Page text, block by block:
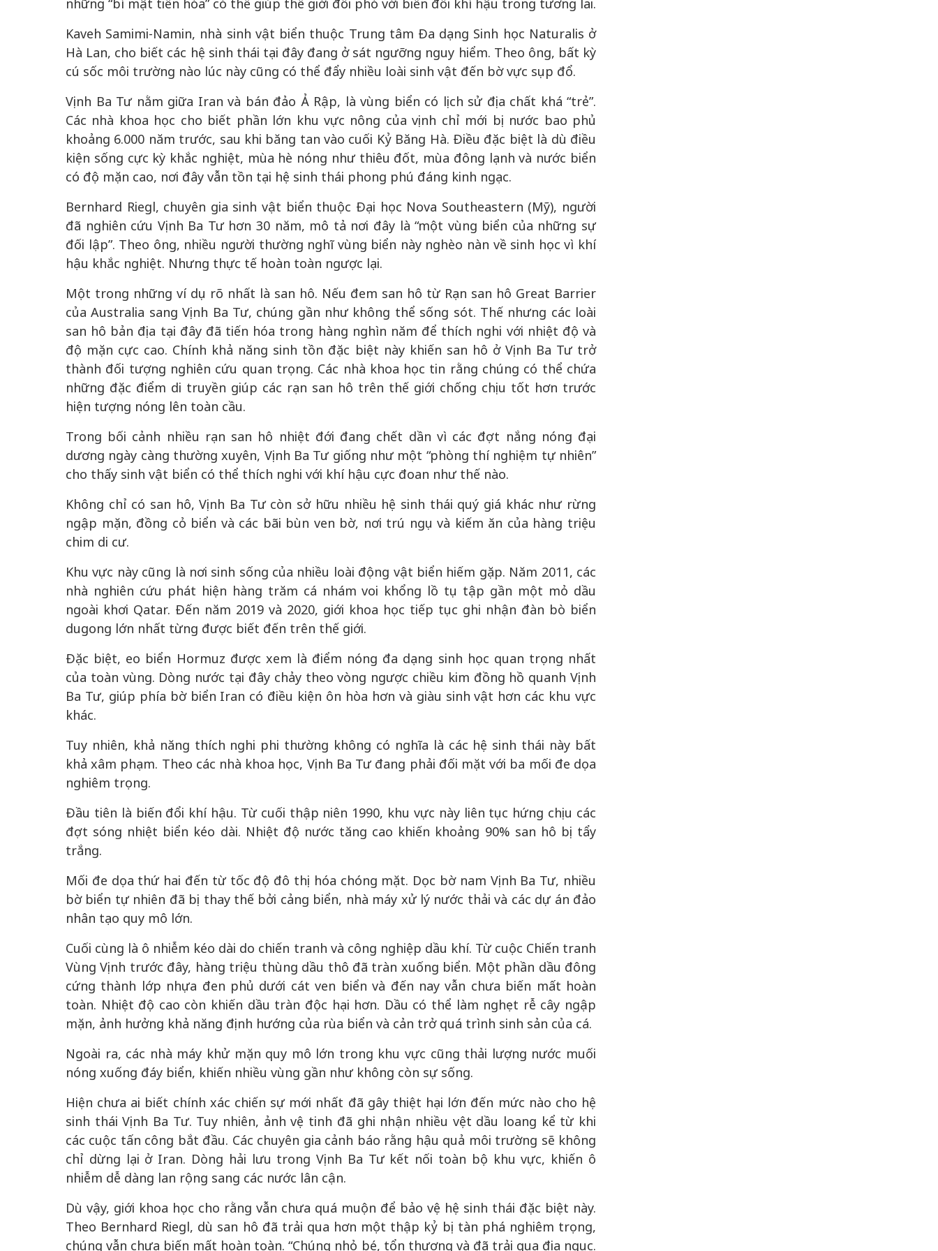
những “bí mật tiến hóa” có thể giúp thế giới đối phó với biến đổi khí hậu trong tương lai.
Kaveh Samimi-Namin, nhà sinh vật biển thuộc Trung tâm Đa dạng Sinh học Naturalis ở
Hà Lan, cho biết các hệ sinh thái tại đây đang ở sát ngưỡng nguy hiểm. Theo ông, bất kỳ
cú sốc môi trường nào lúc này cũng có thể đẩy nhiều loài sinh vật đến bờ vực sụp đổ.
Vịnh Ba Tư nằm giữa Iran và bán đảo Ả Rập, là vùng biển có lịch sử địa chất khá “trẻ”.
Các nhà khoa học cho biết phần lớn khu vực nông của vịnh chỉ mới bị nước bao phủ
khoảng 6.000 năm trước, sau khi băng tan vào cuối Kỷ Băng Hà. Điều đặc biệt là dù điều
kiện sống cực kỳ khắc nghiệt, mùa hè nóng như thiêu đốt, mùa đông lạnh và nước biển
có độ mặn cao, nơi đây vẫn tồn tại hệ sinh thái phong phú đáng kinh ngạc.
Bernhard Riegl, chuyên gia sinh vật biển thuộc Đại học Nova Southeastern (Mỹ), người
đã nghiên cứu Vịnh Ba Tư hơn 30 năm, mô tả nơi đây là “một vùng biển của những sự
đối lập”. Theo ông, nhiều người thường nghĩ vùng biển này nghèo nàn về sinh học vì khí
hậu khắc nghiệt. Nhưng thực tế hoàn toàn ngược lại.
Một trong những ví dụ rõ nhất là san hô. Nếu đem san hô từ Rạn san hô Great Barrier
của Australia sang Vịnh Ba Tư, chúng gần như không thể sống sót. Thế nhưng các loài
san hô bản địa tại đây đã tiến hóa trong hàng nghìn năm để thích nghi với nhiệt độ và
độ mặn cực cao. Chính khả năng sinh tồn đặc biệt này khiến san hô ở Vịnh Ba Tư trở
thành đối tượng nghiên cứu quan trọng. Các nhà khoa học tin rằng chúng có thể chứa
những đặc điểm di truyền giúp các rạn san hô trên thế giới chống chịu tốt hơn trước
hiện tượng nóng lên toàn cầu.
Trong bối cảnh nhiều rạn san hô nhiệt đới đang chết dần vì các đợt nắng nóng đại
dương ngày càng thường xuyên, Vịnh Ba Tư giống như một “phòng thí nghiệm tự nhiên”
cho thấy sinh vật biển có thể thích nghi với khí hậu cực đoan như thế nào.
Không chỉ có san hô, Vịnh Ba Tư còn sở hữu nhiều hệ sinh thái quý giá khác như rừng
ngập mặn, đồng cỏ biển và các bãi bùn ven bờ, nơi trú ngụ và kiếm ăn của hàng triệu
chim di cư.
Khu vực này cũng là nơi sinh sống của nhiều loài động vật biển hiếm gặp. Năm 2011, các
nhà nghiên cứu phát hiện hàng trăm cá nhám voi khổng lồ tụ tập gần một mỏ dầu
ngoài khơi Qatar. Đến năm 2019 và 2020, giới khoa học tiếp tục ghi nhận đàn bò biển
dugong lớn nhất từng được biết đến trên thế giới.
Đặc biệt, eo biển Hormuz được xem là điểm nóng đa dạng sinh học quan trọng nhất
của toàn vùng. Dòng nước tại đây chảy theo vòng ngược chiều kim đồng hồ quanh Vịnh
Ba Tư, giúp phía bờ biển Iran có điều kiện ôn hòa hơn và giàu sinh vật hơn các khu vực
khác.
Tuy nhiên, khả năng thích nghi phi thường không có nghĩa là các hệ sinh thái này bất
khả xâm phạm. Theo các nhà khoa học, Vịnh Ba Tư đang phải đối mặt với ba mối đe dọa
nghiêm trọng.
Đầu tiên là biến đổi khí hậu. Từ cuối thập niên 1990, khu vực này liên tục hứng chịu các
đợt sóng nhiệt biển kéo dài. Nhiệt độ nước tăng cao khiến khoảng 90% san hô bị tẩy
trắng.
Mối đe dọa thứ hai đến từ tốc độ đô thị hóa chóng mặt. Dọc bờ nam Vịnh Ba Tư, nhiều
bờ biển tự nhiên đã bị thay thế bởi cảng biển, nhà máy xử lý nước thải và các dự án đảo
nhân tạo quy mô lớn.
Cuối cùng là ô nhiễm kéo dài do chiến tranh và công nghiệp dầu khí. Từ cuộc Chiến tranh
Vùng Vịnh trước đây, hàng triệu thùng dầu thô đã tràn xuống biển. Một phần dầu đông
cứng thành lớp nhựa đen phủ dưới cát ven biển và đến nay vẫn chưa biến mất hoàn
toàn. Nhiệt độ cao còn khiến dầu tràn độc hại hơn. Dầu có thể làm nghẹt rễ cây ngập
mặn, ảnh hưởng khả năng định hướng của rùa biển và cản trở quá trình sinh sản của cá.
Ngoài ra, các nhà máy khử mặn quy mô lớn trong khu vực cũng thải lượng nước muối
nóng xuống đáy biển, khiến nhiều vùng gần như không còn sự sống.
Hiện chưa ai biết chính xác chiến sự mới nhất đã gây thiệt hại lớn đến mức nào cho hệ
sinh thái Vịnh Ba Tư. Tuy nhiên, ảnh vệ tinh đã ghi nhận nhiều vệt dầu loang kể từ khi
các cuộc tấn công bắt đầu. Các chuyên gia cảnh báo rằng hậu quả môi trường sẽ không
chỉ dừng lại ở Iran. Dòng hải lưu trong Vịnh Ba Tư kết nối toàn bộ khu vực, khiến ô
nhiễm dễ dàng lan rộng sang các nước lân cận.
Dù vậy, giới khoa học cho rằng vẫn chưa quá muộn để bảo vệ hệ sinh thái đặc biệt này.
Theo Bernhard Riegl, dù san hô đã trải qua hơn một thập kỷ bị tàn phá nghiêm trọng,
chúng vẫn chưa biến mất hoàn toàn. “Chúng nhỏ bé, tổn thương và đã trải qua địa ngục.